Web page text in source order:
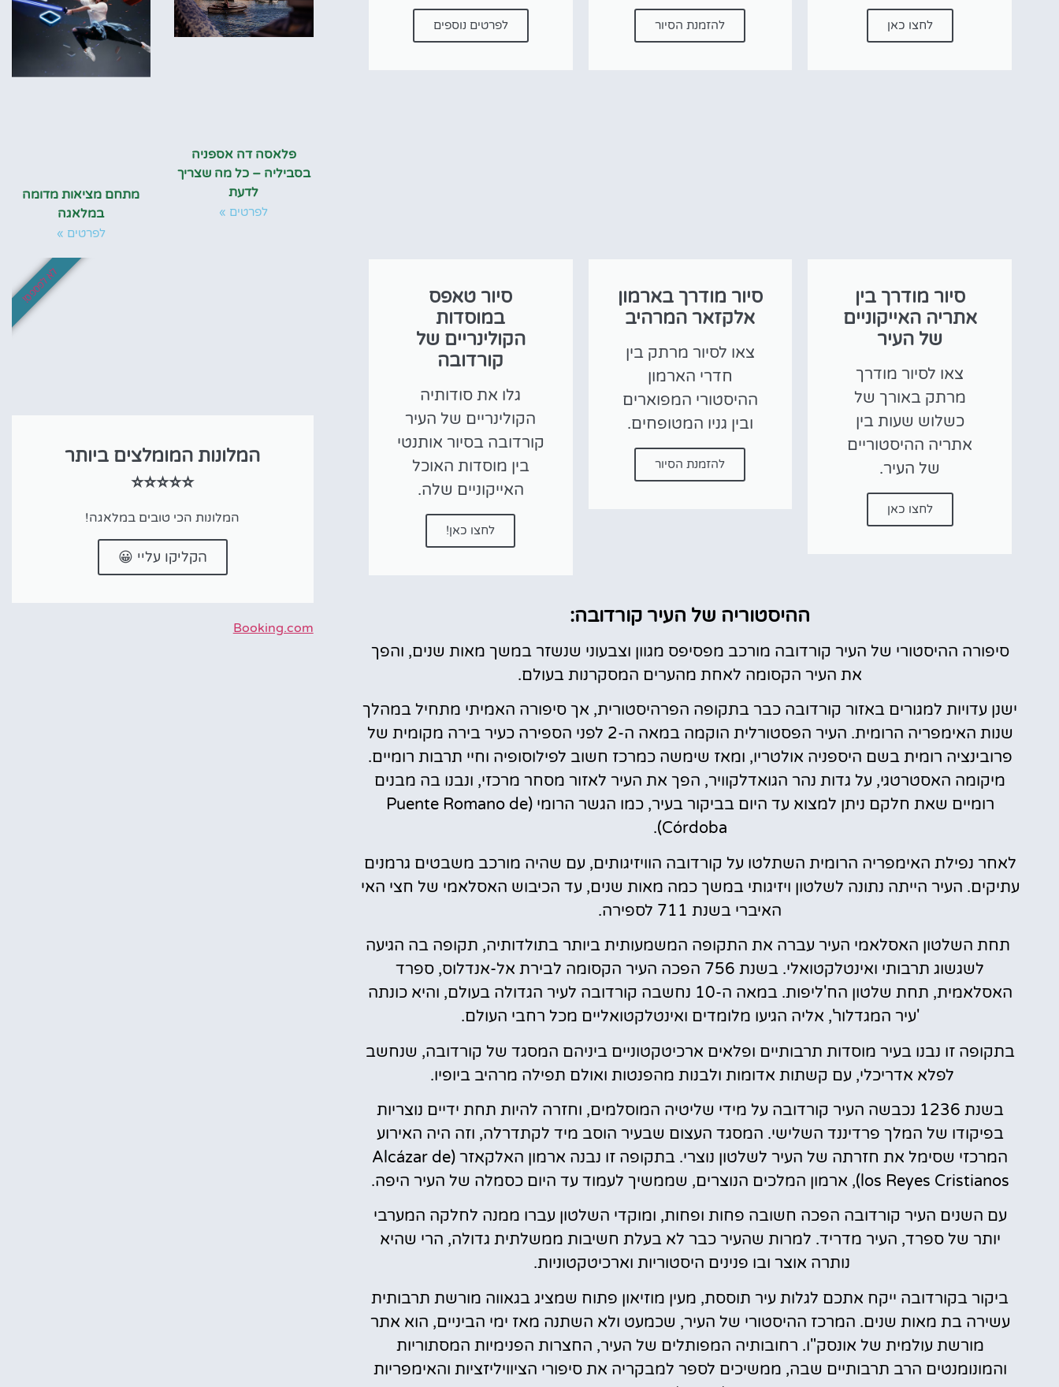
לחצו כאן להזמנת הסיור לפרטים נוספים
סיור מודרך בין
אתריה האייקוניים
של העיר
צאו לסיור מודרך
מרתק באורך של
כשלוש שעות בין
אתריה ההיסטוריים
של העיר.
לחצו כאן
סיור מודרך בארמון
אלקזאר המרהיב
צאו לסיור מרתק בין
חדרי הארמון
ההיסטורי המפוארים
ובין גניו המטופחים.
להזמנת הסיור
סיור טאפס
במוסדות
הקולינריים של
קורדובה
גלו את סודותיה
הקולינריים של העיר
קורדובה בסיור אותנטי
בין מוסדות האוכל
האייקוניים שלה.
לחצו כאן!
ההיסטוריה של העיר קורדובה:
סיפורה ההיסטורי של העיר קורדובה מורכב מפסיפס מגוון וצבעוני שנשזר במשך מאות שנים, והפך
את העיר הקסומה לאחת מהערים המסקרנות בעולם.
ישנן עדויות למגורים באזור קורדובה כבר בתקופה הפרהיסטורית, אך סיפורה האמיתי מתחיל במהלך
שנות האימפריה הרומית. העיר הפסטורלית הוקמה במאה ה-2 לפני הספירה כעיר בירה מקומית של
פרובינציה רומית בשם היספניה אולטריו, ומאז שימשה כמרכז חשוב לפילוסופיה וחיי תרבות רומיים.
מיקומה האסטרטגי, על גדות נהר הגואדלקוויר, הפך את העיר לאזור מסחר מרכזי, ונבנו בה מבנים
רומיים שאת חלקם ניתן למצוא עד היום בביקור בעיר, כמו הגשר הרומי (Puente Romano de
Córdoba).
לאחר נפילת האימפריה הרומית השתלטו על קורדובה הוויזיגותים, עם שהיה מורכב משבטים גרמנים
עתיקים. העיר הייתה נתונה לשלטון ויזיגותי במשך כמה מאות שנים, עד הכיבוש האסלאמי של חצי האי
האיברי בשנת 711 לספירה.
תחת השלטון האסלאמי העיר עברה את התקופה המשמעותית ביותר בתולדותיה, תקופה בה הגיעה
לשגשוג תרבותי ואינטלקטואלי. בשנת 756 הפכה העיר הקסומה לבירת אל-אנדלוס, ספרד
האסלאמית, תחת שלטון הח'ליפות. במאה ה-10 נחשבה קורדובה לעיר הגדולה בעולם, והיא כונתה
'עיר המגדלור', אליה הגיעו מלומדים ואינטלקטואליים מכל רחבי העולם.
בתקופה זו נבנו בעיר מוסדות תרבותיים ופלאים ארכיטקטוניים ביניהם המסגד של קורדובה, שנחשב
לפלא אדריכלי, עם קשתות אדומות ולבנות מהפנטות ואולם תפילה מרהיב ביופיו.
בשנת 1236 נכבשה העיר קורדובה על מידי שליטיה המוסלמים, וחזרה להיות תחת ידיים נוצריות
בפיקודו של המלך פרדיננד השלישי. המסגד העצום שבעיר הוסב מיד לקתדרלה, וזה היה האירוע
המרכזי שסימל את חזרתה של העיר לשלטון נוצרי. בתקופה זו נבנה ארמון האלקאזר (Alcázar de
los Reyes Cristianos), ארמון המלכים הנוצרים, שממשיך לעמוד עד היום כסמלה של העיר היפה.
עם השנים העיר קורדובה הפכה חשובה פחות ופחות, ומוקדי השלטון עברו ממנה לחלקה המערבי
יותר של ספרד, העיר מדריד. למרות שהעיר כבר לא בעלת חשיבות ממשלתית גדולה, הרי שהיא
נותרה אוצר ובו פנינים היסטוריות וארכיטקטוניות.
ביקור בקורדובה ייקח אתכם לגלות עיר תוססת, מעין מוזיאון פתוח שמציג בגאווה מורשת תרבותית
עשירה בת מאות שנים. המרכז ההיסטורי של העיר, שכמעט ולא השתנה מאז ימי הביניים, הוא אתר
מורשת עולמית של אונסק"ו. רחובותיה המפותלים של העיר, החצרות הפנימיות המסתוריות
והמונומנטים הרב תרבותיים שבה, ממשיכים לספר למבקריה את סיפורי הציוויליזציות והאימפריות
פלאסה דה אספניה
בסביליה – כל מה שצריך
לדעת
לפרטים »
מתחם מציאות מדומה
במלאגה
לפרטים »
המלונות המומלצים ביותר
⭐⭐⭐⭐⭐
המלונות הכי טובים במלאגה!
הקליקו עליי 😀
לא לפספס!
Booking.com